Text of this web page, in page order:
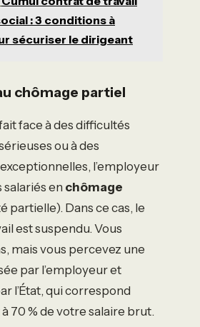
: 3 conditions à
sécuriser le dirigeant
chômage partiel
face à des difficultés
ou à des
l’employeur
en chômage
partielle). Dans ce cas, le
est suspendu. Vous
mais vous percevez une
par l’employeur et
l’État, qui correspond
70 % de votre salaire brut.